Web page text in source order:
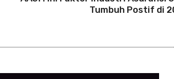
Tumbuh Postif di